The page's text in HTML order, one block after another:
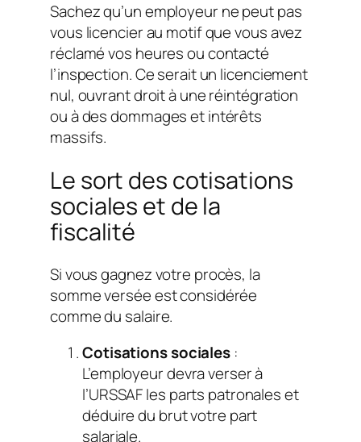
Sachez qu’un employeur ne peut pas
vous licencier au motif que vous avez
réclamé vos heures ou contacté
l’inspection. Ce serait un licenciement
nul, ouvrant droit à une réintégration
ou à des dommages et intérêts
massifs.
Le sort des cotisations
sociales et de la
fiscalité
Si vous gagnez votre procès, la
somme versée est considérée
comme du salaire.
Cotisations sociales :
L’employeur devra verser à
l’URSSAF les parts patronales et
déduire du brut votre part
salariale.